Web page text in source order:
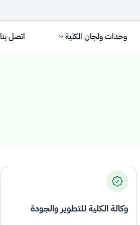
وحدات ولجان الكلية اتصل بنا
وكالة الكلية للتطوير والجودة